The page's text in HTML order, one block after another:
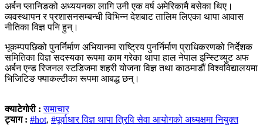
अर्बन प्लानिङको अध्ययनका लागि उनी एक वर्ष अमेरिकामै बसेका थिए।
व्यवस्थापन र प्रशासनसम्बन्धी विभिन्न देशबाट तालिम लिएका थापा आवास
नीतिका विज्ञ पनि हुन्।
भूकम्पपछिको पुनर्निर्माण अभियानमा राष्ट्रिय पुनर्निर्माण प्राधिकरणको निर्देशक
समितिका विज्ञ सदस्यका रूपमा काम गरेका थापा हाल नेपाल इन्स्टिच्युट अफ
अर्बन एन्ड रिजनल स्टडिजमा शहरी योजना विज्ञ तथा काठमाडौं विश्वविद्यालयमा
भिजिटिङ फ्याकल्टीका रूपमा आबद्ध छन्।
क्याटेगोरी :समाचार
ट्याग : #hot, #पूर्वाधार विज्ञ थापा त्रिवि सेवा आयोगको अध्यक्षमा नियुक्त